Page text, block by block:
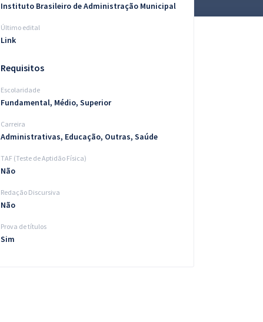
Instituto Brasileiro de Administração Municipal
Último edital
Link
Requisitos
Escolaridade
Fundamental, Médio, Superior
Carreira
Administrativas, Educação, Outras, Saúde
TAF (Teste de Aptidão Física)
Não
Redação Discursiva
Não
Prova de títulos
Sim